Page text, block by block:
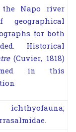
the Napo river
for both
Historical
(Cuvier, 1818)
in this